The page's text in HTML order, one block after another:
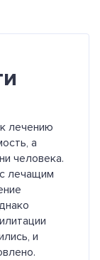
лечению
а
человека.
лечащим
и